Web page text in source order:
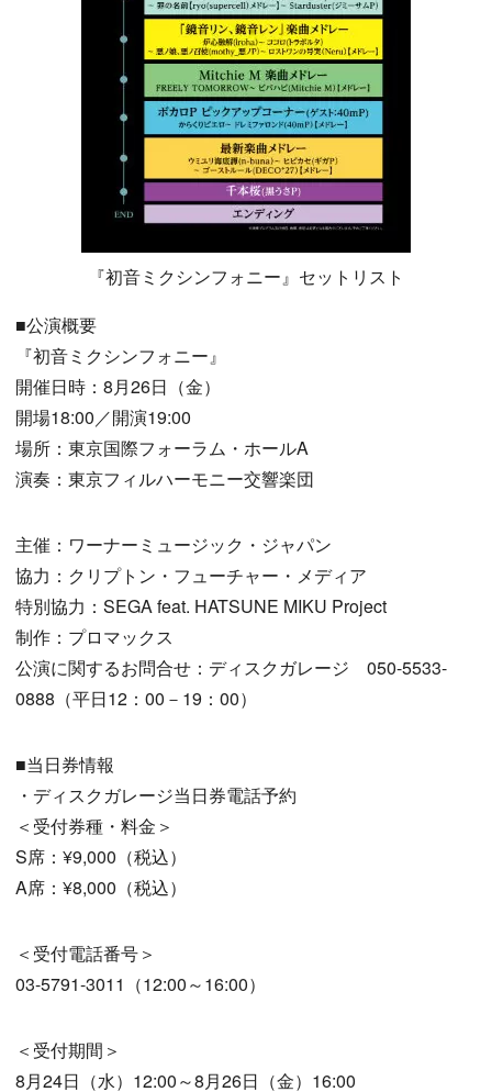
『初音ミクシンフォニー』セットリスト
■公演概要
『初音ミクシンフォニー』
開催日時：8月26日（金）
開場18:00／開演19:00
場所：東京国際フォーラム・ホールA
演奏：東京フィルハーモニー交響楽団
主催：ワーナーミュージック・ジャパン
協力：クリプトン・フューチャー・メディア
特別協力：SEGA feat. HATSUNE MIKU Project
制作：プロマックス
公演に関するお問合せ：ディスクガレージ 050-5533-
0888（平日12：00－19：00）
■当日券情報
・ディスクガレージ当日券電話予約
＜受付券種・料金＞
S席：¥9,000（税込）
A席：¥8,000（税込）
＜受付電話番号＞
03-5791-3011（12:00～16:00）
＜受付期間＞
8月24日（水）12:00～8月26日（金）16:00